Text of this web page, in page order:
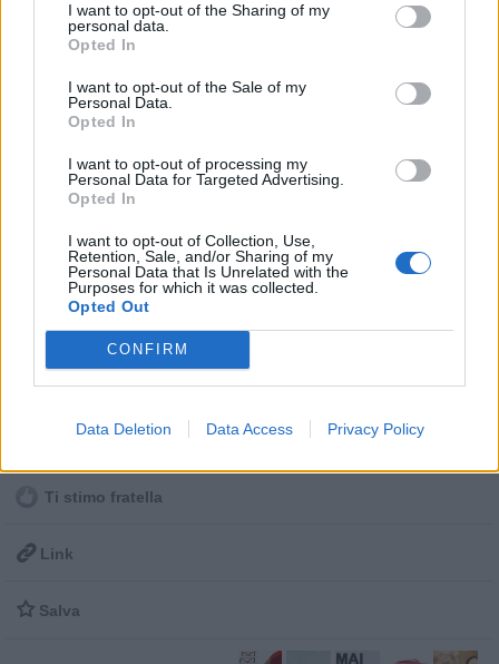
I want to opt-out of the Sharing of my
personal data.
Opted In
I want to opt-out of the Sale of my
Personal Data.
Opted In
I want to opt-out of processing my
Personal Data for Targeted Advertising.
Opted In
I want to opt-out of Collection, Use,
Retention, Sale, and/or Sharing of my
Personal Data that Is Unrelated with the
Purposes for which it was collected.
Opted Out
CONFIRM
Data Deletion Data Access Privacy Policy
Stime: 9  Commenti: 5
Ti stimo fratella
 Link
 Salva